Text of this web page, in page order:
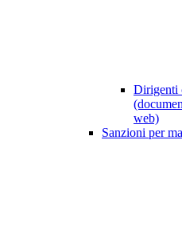
Dirigenti
web)
Sanzioni per